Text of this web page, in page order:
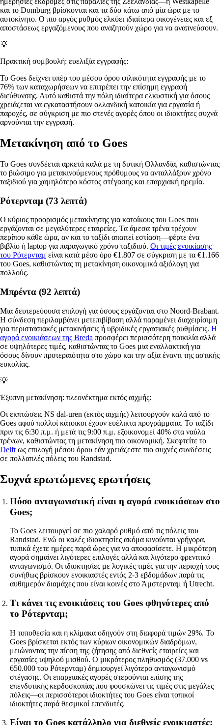
και το Domburg βρίσκονται και τα δύο κάτω από μία ώρα με το
αυτοκίνητο. Ο πιο αργός ρυθμός ελκύει ιδιαίτερα οικογένειες και εξ
αποστάσεως εργαζόμενους που αναζητούν χώρο για να αναπνεύσουν.
💡
Πρακτική συμβουλή: ευελιξία εγγραφής:
Το Goes δείχνει υπέρ του μέσου όρου φιλικότητα εγγραφής με το
76% των καταχωρήσεων να επιτρέπει την επίσημη εγγραφή
διεύθυνσης. Αυτό καθιστά την πόλη ιδιαίτερα ελκυστική για όσους
χρειάζεται να εγκαταστήσουν ολλανδική κατοικία για εργασία ή
παροχές, σε σύγκριση με πιο στενές αγορές όπου οι ιδιοκτήτες συχνά
αρνούνται την εγγραφή.
Μετακίνηση από το Goes
Το Goes συνδέεται αρκετά καλά με τη δυτική Ολλανδία, καθιστώντας
το βιώσιμο για μετακινούμενους πρόθυμους να ανταλλάξουν χρόνο
ταξιδιού για χαμηλότερο κόστος στέγασης και επαρχιακή ηρεμία.
Ρότερνταμ (73 λεπτά)
Ο κύριος προορισμός μετακίνησης για κατοίκους του Goes που
εργάζονται σε μεγαλύτερες εταιρείες. Τα άμεσα τρένα τρέχουν
περίπου κάθε ώρα, αν και το ταξίδι απαιτεί εστίαση—φέρτε ένα
βιβλίο ή laptop για παραγωγικό χρόνο ταξιδιού. Οι τιμές ενοικίασης
του Ρότερνταμ είναι κατά μέσο όρο €1.807 σε σύγκριση με τα €1.166
του Goes, καθιστώντας τη μετακίνηση οικονομικά αξιόλογη για
πολλούς.
Μπρέντα (92 λεπτά)
Μια δευτερεύουσα επιλογή για όσους εργάζονται στο Noord-Brabant.
Η σύνδεση περιλαμβάνει μετεπιβίβαση αλλά παραμένει διαχειρίσιμη
για περιστασιακές μετακινήσεις ή υβριδικές εργασιακές ρυθμίσεις. Η
αγορά ενοικιάσεων της Breda προσφέρει περισσότερη ποικιλία αλλά
σε υψηλότερες τιμές, καθιστώντας το Goes μια εναλλακτική για
όσους δίνουν προτεραιότητα στο χώρο και την αξία έναντι της αστικής
ευκολίας.
💡
Έξυπνη μετακίνηση: πλεονέκτημα εκτός αιχμής:
Οι εκπτώσεις NS dal-uren (εκτός αιχμής) λειτουργούν καλά από το
Goes αφού πολλοί κάτοικοι έχουν ευέλικτα προγράμματα. Το ταξίδι
πριν τις 6:30 π.μ. ή μετά τις 9:00 π.μ. εξοικονομεί 40% στα ναύλα
τρένων, καθιστώντας τη μετακίνηση πιο οικονομική. Σκεφτείτε το
Delft ως επιλογή μέσου όρου εάν χρειάζεστε πιο συχνές συνδέσεις
σε πολλαπλές πόλεις του Randstad.
Συχνά ερωτώμενες ερωτήσεις
Πόσο ανταγωνιστική είναι η αγορά ενοικιάσεων στο
Goes;
Το Goes λειτουργεί σε πιο χαλαρό ρυθμό από τις πόλεις του
Randstad. Ενώ οι καλές ιδιοκτησίες ακόμα κινούνται γρήγορα,
τυπικά έχετε ημέρες παρά ώρες για να αποφασίσετε. Η μικρότερη
αγορά σημαίνει λιγότερες επιλογές αλλά και λιγότερο φρενιτικό
ανταγωνισμό. Οι ιδιοκτησίες με λογικές τιμές για την περιοχή τους
συνήθως βρίσκουν ενοικιαστές εντός 2-3 εβδομάδων παρά τις
αυθημερόν διαμάχες που είναι κοινές στο Άμστερνταμ ή Utrecht.
Τι κάνει τις ενοικιάσεις του Goes φθηνότερες από
το Ρότερνταμ;
Η τοποθεσία και η κλίμακα οδηγούν στη διαφορά τιμών 29%. Το
Goes βρίσκεται εκτός των κύριων οικονομικών διαδρόμων,
μειώνοντας την πίεση της ζήτησης από διεθνείς εταιρείες και
εργασίες υψηλού μισθού. Ο μικρότερος πληθυσμός (37.000 vs
650.000 του Ρότερνταμ) δημιουργεί λιγότερο ανταγωνισμό
στέγασης. Οι επαρχιακές αγορές στερούνται επίσης της
επενδυτικής κερδοσκοπίας που φουσκώνει τις τιμές στις μεγάλες
πόλεις—οι περισσότεροι ιδιοκτήτες του Goes είναι τοπικοί
ιδιοκτήτες παρά θεσμικοί επενδυτές.
Είναι το Goes κατάλληλο για διεθνείς ενοικιαστές;